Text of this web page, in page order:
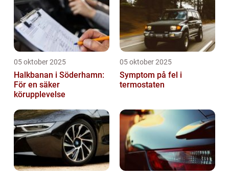
05 oktober 2025
Halkbanan i Söderhamn:
För en säker
körupplevelse
05 oktober 2025
Symptom på fel i
termostaten